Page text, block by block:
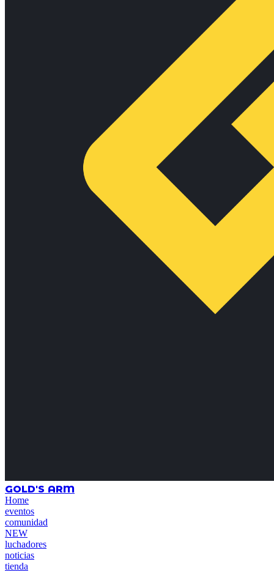
GOLD'S ARM
Home
eventos
comunidad
NEW
luchadores
noticias
tienda